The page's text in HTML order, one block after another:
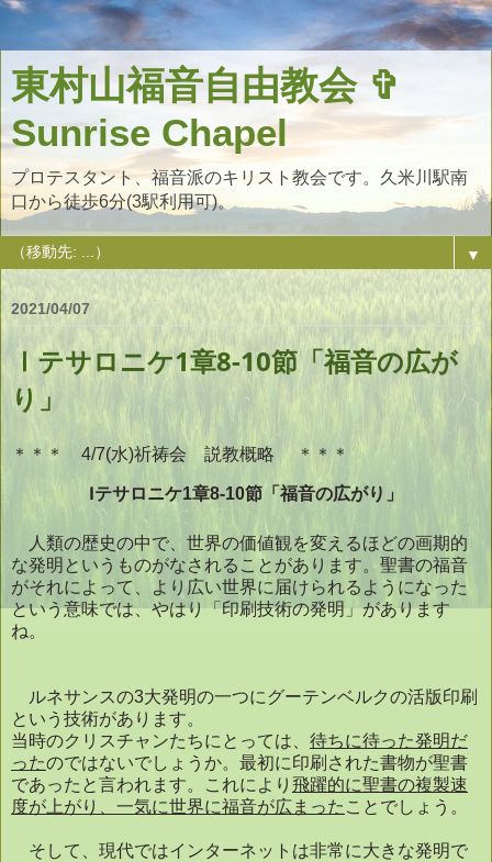
東村山福音自由教会 ✞
Sunrise Chapel
プロテスタント、福音派のキリスト教会です。久米川駅南
口から徒歩6分(3駅利用可)。
▼
2021/04/07
Ⅰテサロニケ1章8-10節「福音の広が
り」
＊＊＊ 4/7(水)祈祷会 説教概略 ＊＊＊
Ⅰテサロニケ1章8-10節「福音の広がり」
人類の歴史の中で、世界の価値観を変えるほどの画期的
な発明というものがなされることがあります。聖書の福音
がそれによって、より広い世界に届けられるようになった
という意味では、やはり「印刷技術の発明」があります
ね。
ルネサンスの3大発明の一つにグーテンベルクの活版印刷
という技術があります。
当時のクリスチャンたちにとっては、 待ちに待った発明だ
ったのではないでしょうか。最初に印刷された書物が聖書
であったと言われます。これにより 飛躍的に聖書の複製速
度が上がり、一気に世界に福音が広まった ことでしょう。
そして、現代ではインターネットは非常に大きな発明で